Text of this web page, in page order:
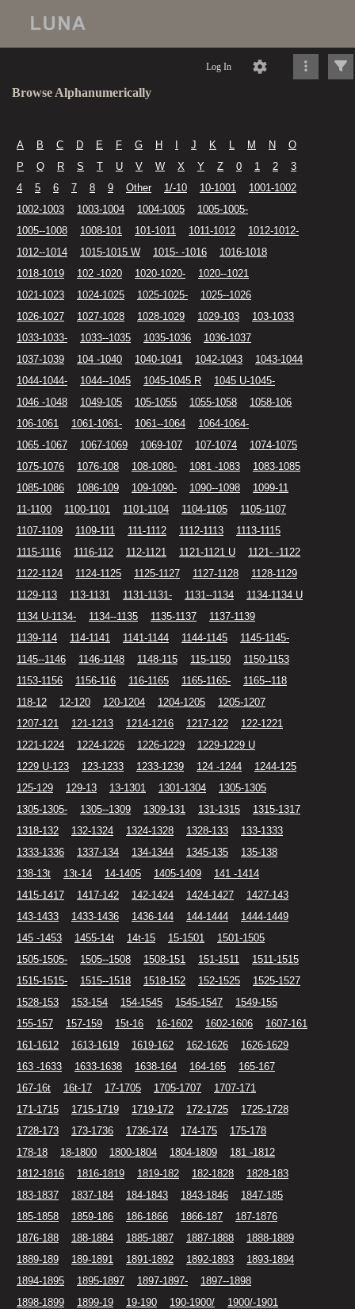
Log In
Browse Alphanumerically
A B C D E F G H J K L M N
O
P
Q R S T U V W X Y Z 0 1 2
3
4
5 6 7 8 9 Other 1/-10 10-1001
1001-1002
1002-1003
1003-1004 1004-1005
1005-1005-
1005--1008
1008-101 101-1011 1011-1012
1012-1012-
1012--1014
1015-1015 W 1015- -1016
1016-1018
1018-1019
102 -1020 1020-1020-
1020--1021
1021-1023
1024-1025 1025-1025-
1025--1026
1026-1027
1027-1028 1028-1029 1029-103
103-1033
1033-1033-
1033--1035 1035-1036
1036-1037
1037-1039
104 -1040 1040-1041 1042-1043
1043-1044
1044-1044-
1044--1045 1045-1045 R
1045 U-1045-
1046 -1048
1049-105 105-1055 1055-1058
1058-106
106-1061
1061-1061- 1061--1064
1064-1064-
1065 -1067
1067-1069 1069-107 107-1074
1074-1075
1075-1076
1076-108 108-1080- 1081 -1083
1083-1085
1085-1086
1086-109 109-1090- 1090--1098
1099-11
11-1100
1100-1101 1101-1104 1104-1105
1105-1107
1107-1109
1109-111 111-1112 1112-1113
1113-1115
1115-1116
1116-112 112-1121 1121-1121 U
1121- -1122
1122-1124
1124-1125 1125-1127 1127-1128
1128-1129
1129-113
113-1131 1131-1131- 1131--1134
1134-1134 U
1134 U-1134-
1134--1135 1135-1137
1137-1139
1139-114
114-1141 1141-1144 1144-1145
1145-1145-
1145--1146
1146-1148 1148-115 115-1150
1150-1153
1153-1156
1156-116 116-1165 1165-1165-
1165--118
118-12
12-120 120-1204 1204-1205
1205-1207
1207-121
121-1213 1214-1216 1217-122
122-1221
1221-1224
1224-1226 1226-1229
1229-1229 U
1229 U-123
123-1233 1233-1239 124 -1244
1244-125
125-129
129-13 13-1301 1301-1304
1305-1305
1305-1305-
1305--1309 1309-131 131-1315
1315-1317
1318-132
132-1324 1324-1328 1328-133
133-1333
1333-1336
1337-134 134-1344 1345-135
135-138
138-13t
13t-14 14-1405 1405-1409
141 -1414
1415-1417
1417-142 142-1424 1424-1427
1427-143
143-1433
1433-1436 1436-144 144-1444
1444-1449
145 -1453
1455-14t 14t-15 15-1501
1501-1505
1505-1505-
1505--1508 1508-151 151-1511
1511-1515
1515-1515-
1515--1518 1518-152 152-1525
1525-1527
1528-153
153-154 154-1545 1545-1547
1549-155
155-157
157-159 15t-16 16-1602 1602-1606
1607-161
161-1612
1613-1619 1619-162 162-1626
1626-1629
163 -1633
1633-1638 1638-164 164-165
165-167
167-16t
16t-17 17-1705 1705-1707
1707-171
171-1715
1715-1719 1719-172 172-1725
1725-1728
1728-173
173-1736 1736-174 174-175
175-178
178-18
18-1800 1800-1804 1804-1809
181 -1812
1812-1816
1816-1819 1819-182 182-1828
1828-183
183-1837
1837-184 184-1843 1843-1846
1847-185
185-1858
1859-186 186-1866 1866-187
187-1876
1876-188
188-1884 1885-1887 1887-1888
1888-1889
1889-189
189-1891 1891-1892 1892-1893
1893-1894
1894-1895
1895-1897 1897-1897-
1897--1898
1898-1899
1899-19 19-190 190-1900/
1900/-1901